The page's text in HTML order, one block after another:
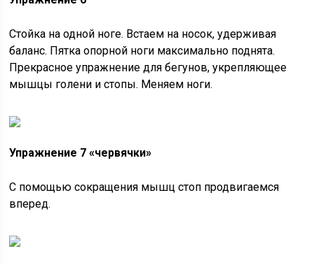
Стойка на одной ноге. Встаем на носок, удерживая
баланс. Пятка опорной ноги максимально поднята.
Прекрасное упражнение для бегунов, укрепляющее
мышцы голени и стопы. Меняем ноги.
Упражнение 7 «червячки»
С помощью сокращения мышц стоп продвигаемся
вперед.